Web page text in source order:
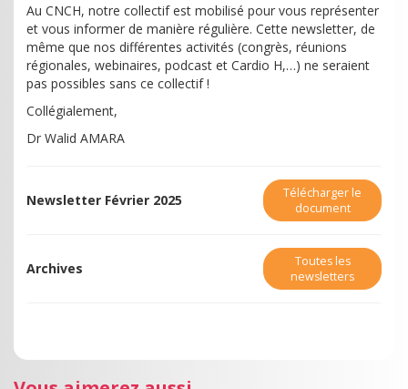
Au CNCH, notre collectif est mobilisé pour vous représenter
et vous informer de manière régulière. Cette newsletter, de
même que nos différentes activités (congrès, réunions
régionales, webinaires, podcast et Cardio H,…) ne seraient
pas possibles sans ce collectif !
Collégialement,
Dr Walid AMARA
Newsletter Février 2025
Télécharger le
document
Archives
Toutes les
newsletters